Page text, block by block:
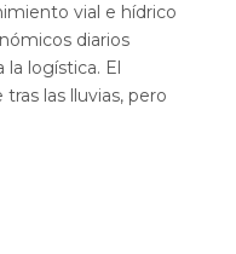
vial e hídrico
diarios
logística. El
las lluvias, pero